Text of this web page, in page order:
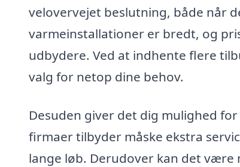
velovervejet beslutning, både når
varmeinstallationer er bredt, og
udbydere. Ved at indhente flere
valg for netop dine behov.
Desuden giver det dig mulighed
firmaer tilbyder måske ekstra
lange løb. Derudover kan det være